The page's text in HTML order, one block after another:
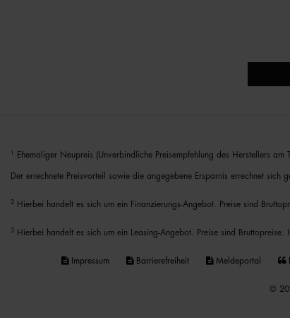
Ehemaliger Neupreis (Unverbindliche Preisempfehlung des Herstellers am
Der errechnete Preisvorteil sowie die angegebene Ersparnis errechnet sich
2 Hierbei handelt es sich um ein Finanzierungs-Angebot. Preise sind
3 Hierbei handelt es sich um ein Leasing-Angebot. Preise sind Bruttopreise.
Impressum Barrierefreiheit Meldeportal
©